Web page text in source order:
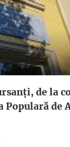
de la
Populară de